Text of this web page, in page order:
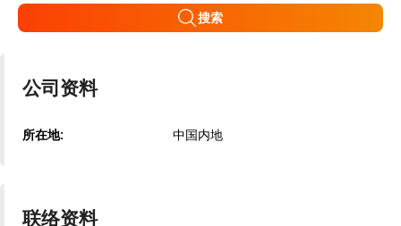
搜索
公司资料
所在地: 中国内地
联络资料